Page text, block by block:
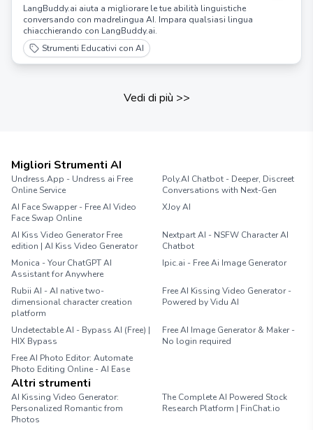
LangBuddy.ai aiuta a migliorare le tue abilità linguistiche
conversando con madrelingua AI. Impara qualsiasi lingua
chiacchierando con LangBuddy.ai.
Strumenti Educativi con AI
Vedi di più >>
Migliori Strumenti AI
Undress.App - Undress ai Free
Online Service
Poly.AI Chatbot - Deeper, Discreet
Conversations with Next-Gen
AI Face Swapper - Free AI Video
Face Swap Online
XJoy AI
AI Kiss Video Generator Free
edition | AI Kiss Video Generator
Nextpart AI - NSFW Character AI
Chatbot
Monica - Your ChatGPT AI
Assistant for Anywhere
Ipic.ai - Free Ai Image Generator
Rubii AI - AI native two-
dimensional character creation
platform
Free AI Kissing Video Generator -
Powered by Vidu AI
Undetectable AI - Bypass AI (Free) |
HIX Bypass
Free AI Image Generator & Maker -
No login required
Free AI Photo Editor: Automate
Photo Editing Online - AI Ease
Altri strumenti
AI Kissing Video Generator:
Personalized Romantic from
Photos
The Complete AI Powered Stock
Research Platform | FinChat.io